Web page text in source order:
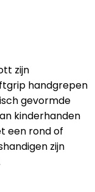
zijn
handgrepen
gevormde
kinderhanden
een rond of
zijn